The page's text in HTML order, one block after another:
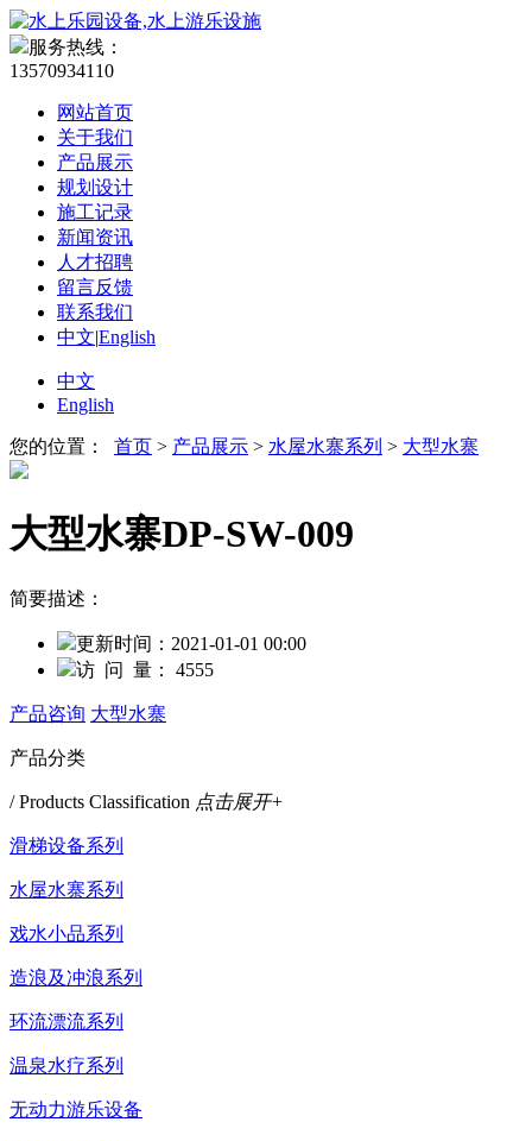
服务热线：
13570934110
网站首页
关于我们
产品展示
规划设计
施工记录
新闻资讯
人才招聘
留言反馈
联系我们
中文|English
中文
English
您的位置： 首页 > 产品展示 > 水屋水寨系列 > 大型水寨
大型水寨DP-SW-009
简要描述：
更新时间： 2021-01-01 00:00
访 问 量：
4555
产品咨询 大型水寨
产品分类
/ Products Classification 点击展开+
滑梯设备系列
水屋水寨系列
戏水小品系列
造浪及冲浪系列
环流漂流系列
温泉水疗系列
无动力游乐设备